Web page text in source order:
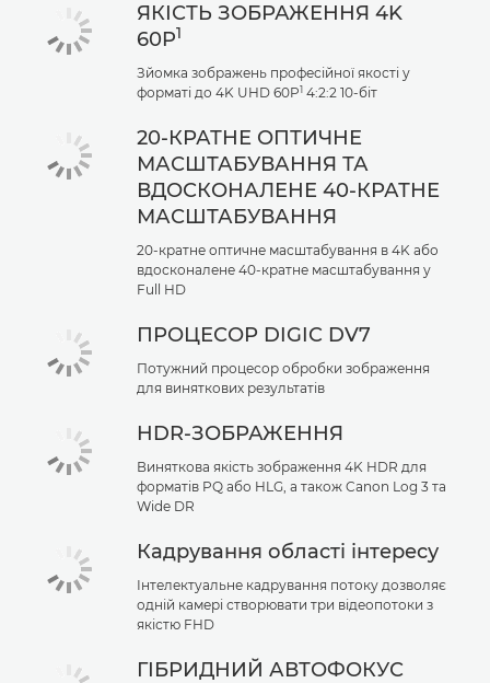
ЯКІСТЬ ЗОБРАЖЕННЯ 4K
60P1
Зйомка зображень професійної якості у
форматі до 4K UHD 60P1 4:2:2 10-біт
20-КРАТНЕ ОПТИЧНЕ
МАСШТАБУВАННЯ ТА
ВДОСКОНАЛЕНЕ 40-КРАТНЕ
МАСШТАБУВАННЯ
20-кратне оптичне масштабування в 4K або
вдосконалене 40-кратне масштабування у
Full HD
ПРОЦЕСОР DIGIC DV7
Потужний процесор обробки зображення
для виняткових результатів
HDR-ЗОБРАЖЕННЯ
Виняткова якість зображення 4K HDR для
форматів PQ або HLG, а також Canon Log 3 та
Wide DR
Кадрування області інтересу
Інтелектуальне кадрування потоку дозволяє
одній камері створювати три відеопотоки з
якістю FHD
ГІБРИДНИЙ АВТОФОКУС